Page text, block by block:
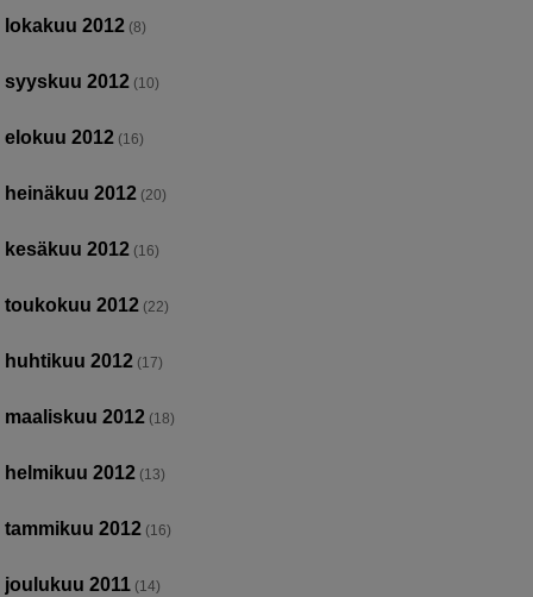
lokakuu 2012 (8)
syyskuu 2012 (10)
elokuu 2012 (16)
heinäkuu 2012 (20)
kesäkuu 2012 (16)
toukokuu 2012 (22)
huhtikuu 2012 (17)
maaliskuu 2012 (18)
helmikuu 2012 (13)
tammikuu 2012 (16)
joulukuu 2011 (14)